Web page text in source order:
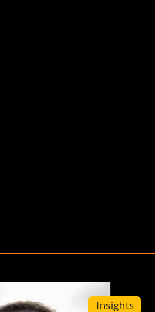
Insights